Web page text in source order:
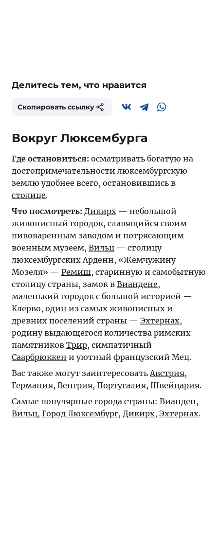
Делитесь тем, что нравится
Скопировать ссылку
Вокруг Люксембурга
Где остановиться: осматривать богатую на
достопримечательности люксембургскую
землю удобнее всего, остановившись в
столице.
Что посмотреть: Дикирх — небольшой
живописный городок, славящийся своим
пивоваренным заводом и потрясающим
военным музеем, Вильц — столицу
люксембургских Арденн, «Жемчужину
Мозеля» — Ремиш, старинную и самобытную
столицу страны, замок в Виандене,
маленький городок с большой историей —
Клерво, один из самых живописных и
древних поселений страны — Эхтернах,
родину выдающегося количества римских
памятников Трир, симпатичный
Саарбрюккен и уютный французский Мец.
Вас также могут заинтересоватьАвстрия,
Германия, Венгрия, Португалия, Швейцария.
Самые популярные города страны: Вианден,
Вильц, Город Люксембург, Дикирх, Эхтернах.